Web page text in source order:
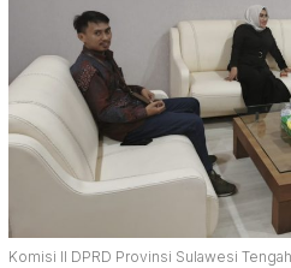
Komisi II DPRD Provinsi Sulawesi